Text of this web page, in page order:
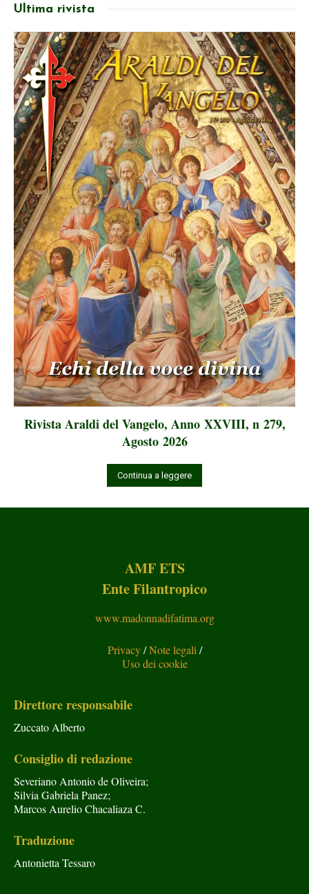
Ultima rivista
Rivista Araldi del Vangelo, Anno XXVIII, n 279,
Agosto 2026
Continua a leggere
AMF ETS
Ente Filantropico
www.madonnadifatima.org
Privacy/Note legali /
Uso dei cookie
Direttore responsabile
Zuccato Alberto
Consiglio di redazione
Severiano Antonio de Oliveira;
Silvia Gabriela Panez;
Marcos Aurelio Chacaliaza C.
Traduzione
Antonietta Tessaro